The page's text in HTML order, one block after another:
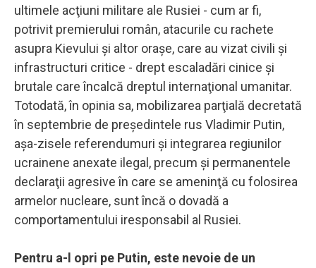
ultimele acţiuni militare ale Rusiei - cum ar fi,
potrivit premierului român, atacurile cu rachete
asupra Kievului şi altor oraşe, care au vizat civili şi
infrastructuri critice - drept escaladări cinice şi
brutale care încalcă dreptul internaţional umanitar.
Totodată, în opinia sa, mobilizarea parţială decretată
în septembrie de preşedintele rus Vladimir Putin,
aşa-zisele referendumuri şi integrarea regiunilor
ucrainene anexate ilegal, precum şi permanentele
declaraţii agresive în care se ameninţă cu folosirea
armelor nucleare, sunt încă o dovadă a
comportamentului iresponsabil al Rusiei.
Pentru a-l opri pe Putin, este nevoie de un